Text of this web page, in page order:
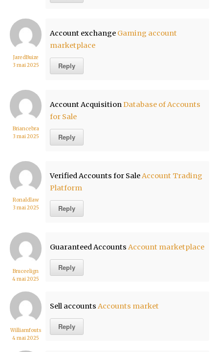
JaredBuize
3 mai 2025
Account exchange Gaming account
marketplace
Reply
Briancebra
3 mai 2025
Account AcquisitionDatabase of Accounts
for Sale
Reply
Ronaldlaw
3 mai 2025
Verified Accounts for SaleAccount Trading
Platform
Reply
Bruceelign
4 mai 2025
Guaranteed Accounts Account marketplace
Reply
Williamfouts
4 mai 2025
Sell accounts Accounts market
Reply